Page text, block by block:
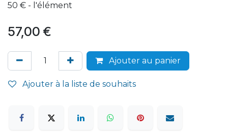
50 € - l'élément
57,00 €
Ajouter au panier
Ajouter à la liste de souhaits